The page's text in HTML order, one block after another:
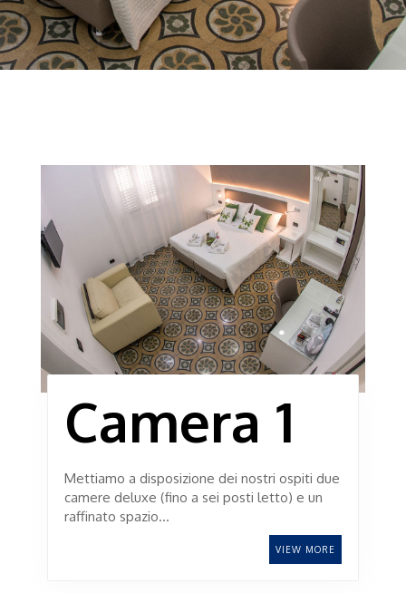
Camera 1
Mettiamo a disposizione dei nostri ospiti due
camere deluxe (fino a sei posti letto) e un
raffinato spazio…
VIEW MORE